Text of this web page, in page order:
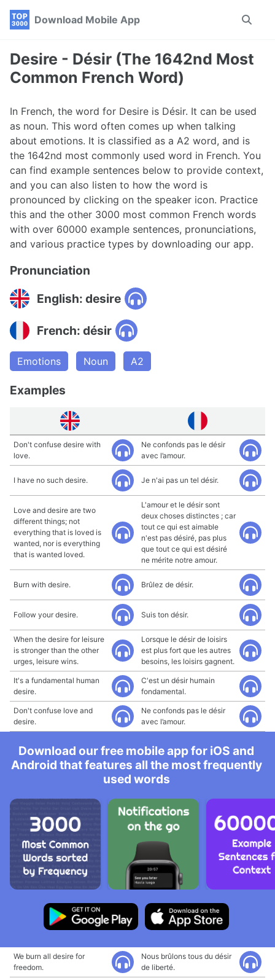
Skip
navigation
Skip
Skip
Download Mobile App
Toggle
Desire - Désir (The 1642nd Most
Common French Word)
In French, the word for Desire is Désir. It can be used
as noun. This word often comes up when talking
about emotions. It is classified as a A2 word, and is
the 1642nd most commonly used word in French. You
can find example sentences below to provide context,
and you can also listen to how the word is
pronounced by clicking on the speaker icon. Practice
this and the other 3000 most common French words
with over 60000 example sentences, pronunciations,
and various practice types by downloading our app.
Pronunciation
English: desire
French: désir
Emotions Noun A2
Examples
Don't confuse desire with
love.
Ne confonds pas le désir
avec l’amour.
I have no such desire. Je n'ai pas un tel désir.
Love and desire are two
different things; not
everything that is loved is
wanted, nor is everything
that is wanted loved.
L'amour et le désir sont
deux choses distinctes ; car
tout ce qui est aimable
n'est pas désiré, pas plus
que tout ce qui est désiré
ne mérite notre amour.
Burn with desire. Brûlez de désir.
Follow your desire. Suis ton désir.
When the desire for leisure
is stronger than the other
urges, leisure wins.
Lorsque le désir de loisirs
est plus fort que les autres
besoins, les loisirs gagnent.
It's a fundamental human
desire.
C'est un désir humain
fondamental.
Don't confuse love and
desire.
Ne confonds pas le désir
avec l’amour.
Download our free mobile app for iOS and
Android that features all the most frequently
used words
We burn all desire for
freedom.
Nous brûlons tous du désir
de liberté.